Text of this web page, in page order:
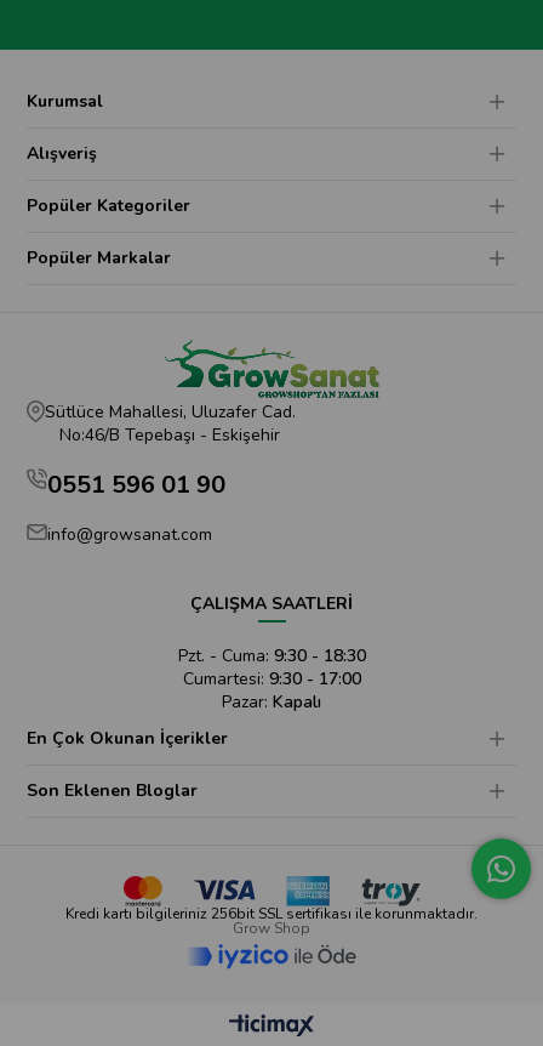
Kurumsal
Alışveriş
Popüler Kategoriler
Popüler Markalar
Sütlüce Mahallesi, Uluzafer Cad.
No:46/B Tepebaşı - Eskişehir
0551 596 01 90
info@growsanat.com
ÇALIŞMA SAATLERİ
Pzt. - Cuma: 9:30 - 18:30
Cumartesi: 9:30 - 17:00
Pazar: Kapalı
En Çok Okunan İçerikler
Son Eklenen Bloglar
Kredi kartı bilgileriniz 256bit SSL sertifikası ile korunmaktadır.
Grow Shop